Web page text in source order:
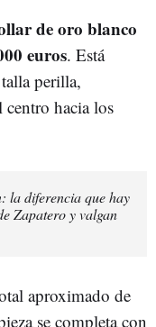
de oro blanco
euros. Está
perilla,
centro hacia los
la diferencia que hay
Zapatero y valgan
aproximado de
se completa con